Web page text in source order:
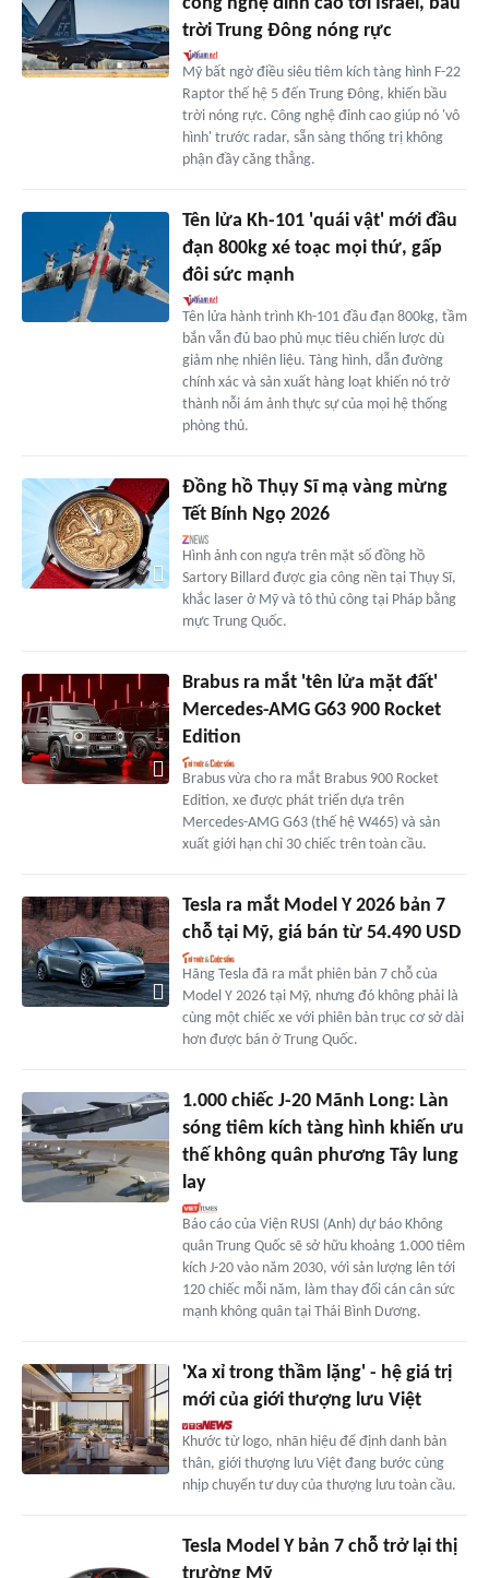
công nghệ đỉnh cao tới Israel, bầu
trời Trung Đông nóng rực
Mỹ bất ngờ điều siêu tiêm kích tàng hình F-22
Raptor thế hệ 5 đến Trung Đông, khiến bầu
trời nóng rực. Công nghệ đỉnh cao giúp nó 'vô
hình' trước radar, sẵn sàng thống trị không
phận đầy căng thẳng.
Tên lửa Kh-101 'quái vật' mới đầu
đạn 800kg xé toạc mọi thứ, gấp
đôi sức mạnh
Tên lửa hành trình Kh-101 đầu đạn 800kg, tầm
bắn vẫn đủ bao phủ mục tiêu chiến lược dù
giảm nhẹ nhiên liệu. Tàng hình, dẫn đường
chính xác và sản xuất hàng loạt khiến nó trở
thành nỗi ám ảnh thực sự của mọi hệ thống
phòng thủ.
Đồng hồ Thụy Sĩ mạ vàng mừng
Tết Bính Ngọ 2026
Hình ảnh con ngựa trên mặt số đồng hồ
Sartory Billard được gia công nền tại Thụy Sĩ,
khắc laser ở Mỹ và tô thủ công tại Pháp bằng
mực Trung Quốc.
Brabus ra mắt 'tên lửa mặt đất'
Mercedes-AMG G63 900 Rocket
Edition
Brabus vừa cho ra mắt Brabus 900 Rocket
Edition, xe được phát triển dựa trên
Mercedes-AMG G63 (thế hệ W465) và sản
xuất giới hạn chỉ 30 chiếc trên toàn cầu.
Tesla ra mắt Model Y 2026 bản 7
chỗ tại Mỹ, giá bán từ 54.490 USD
Hãng Tesla đã ra mắt phiên bản 7 chỗ của
Model Y 2026 tại Mỹ, nhưng đó không phải là
cùng một chiếc xe với phiên bản trục cơ sở dài
hơn được bán ở Trung Quốc.
1.000 chiếc J-20 Mãnh Long: Làn
sóng tiêm kích tàng hình khiến ưu
thế không quân phương Tây lung
lay
Báo cáo của Viện RUSI (Anh) dự báo Không
quân Trung Quốc sẽ sở hữu khoảng 1.000 tiêm
kích J-20 vào năm 2030, với sản lượng lên tới
120 chiếc mỗi năm, làm thay đổi cán cân sức
mạnh không quân tại Thái Bình Dương.
'Xa xỉ trong thầm lặng' - hệ giá trị
mới của giới thượng lưu Việt
Khước từ logo, nhãn hiệu để định danh bản
thân, giới thượng lưu Việt đang bước cùng
nhịp chuyển tư duy của thượng lưu toàn cầu.
Tesla Model Y bản 7 chỗ trở lại thị